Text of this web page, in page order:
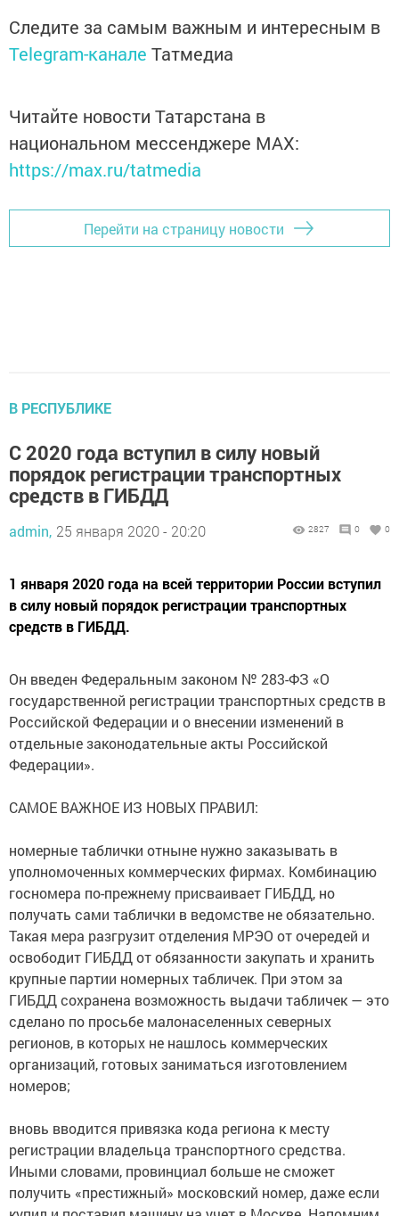
Следите за самым важным и интересным в
Telegram-канале Татмедиа
Читайте новости Татарстана в
национальном мессенджере MАХ:
https://max.ru/tatmedia
Перейти на страницу новости
В РЕСПУБЛИКЕ
С 2020 года вступил в силу новый
порядок регистрации транспортных
средств в ГИБДД
admin, 25 января 2020 - 20:20 2827 0 0
1 января 2020 года на всей территории России вступил
в силу новый порядок регистрации транспортных
средств в ГИБДД.
Он введен Федеральным законом № 283-ФЗ «О
государственной регистрации транспортных средств в
Российской Федерации и о внесении изменений в
отдельные законодательные акты Российской
Федерации».
САМОЕ ВАЖНОЕ ИЗ НОВЫХ ПРАВИЛ:
номерные таблички отныне нужно заказывать в
уполномоченных коммерческих фирмах. Комбинацию
госномера по-прежнему присваивает ГИБДД, но
получать сами таблички в ведомстве не обязательно.
Такая мера разгрузит отделения МРЭО от очередей и
освободит ГИБДД от обязанности закупать и хранить
крупные партии номерных табличек. При этом за
ГИБДД сохранена возможность выдачи табличек — это
сделано по просьбе малонаселенных северных
регионов, в которых не нашлось коммерческих
организаций, готовых заниматься изготовлением
номеров;
вновь вводится привязка кода региона к месту
регистрации владельца транспортного средства.
Иными словами, провинциал больше не сможет
получить «престижный» московский номер, даже если